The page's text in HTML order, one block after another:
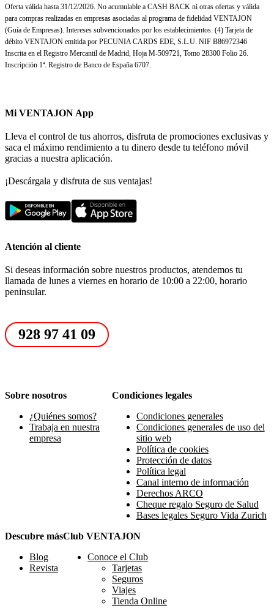
Oferta válida hasta 31/12/2026. No acumulable a CASH BACK ni otras ofertas y válida
para compras realizadas en empresas asociadas al programa de fidelidad VENTAJON
(Guía de Empresas). Intereses subvencionados por los establecimientos. (4) Tarjeta de
débito VENTAJON emitida por PECUNIA CARDS EDE, S.L.U. NIF B86972346
Inscrita en el Registro Mercantil de Madrid, Hoja M-509721, Tomo 28300 Folio 26.
Inscripción 1ª. Registro de Banco de España 6707.
Mi VENTAJON App
Lleva el control de tus ahorros, disfruta de promociones exclusivas y
saca el máximo rendimiento a tu dinero desde tu teléfono móvil
gracias a nuestra aplicación.
¡Descárgala y disfruta de sus ventajas!
Atención al cliente
Si deseas información sobre nuestros productos, atendemos tu
llamada de lunes a viernes en horario de 10:00 a 22:00, horario
peninsular.
928 97 41 09
Sobre nosotros
¿Quiénes somos?
Trabaja en nuestra
empresa
Condiciones legales
Condiciones generales
Condiciones generales de uso del
sitio web
Política de cookies
Protección de datos
Política legal
Canal interno de información
Derechos ARCO
Cheque regalo Seguro de Salud
Bases legales Seguro Vida Zurich
Descubre más
Blog
Revista
Club VENTAJON
Conoce el Club
Tarjetas
Seguros
Viajes
Tienda Online